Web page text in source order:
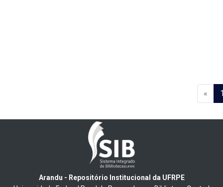
«
Arandu - Repositório Institucional da UFRPE